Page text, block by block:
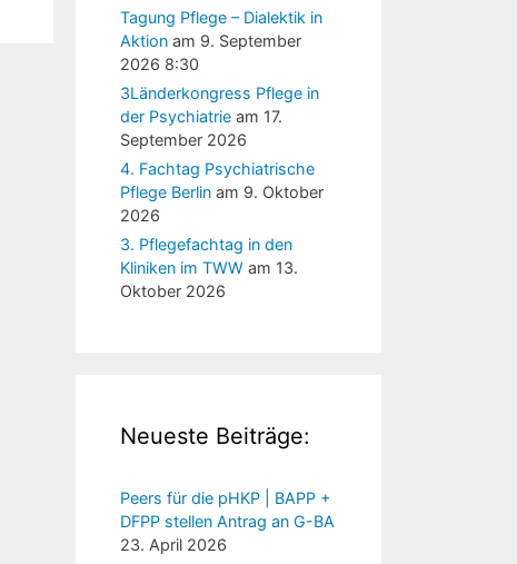
Tagung Pflege – Dialektik in
Aktion am 9. September
2026 8:30
3Länderkongress Pflege in
der Psychiatrie am 17.
September 2026
4. Fachtag Psychiatrische
Pflege Berlin am 9. Oktober
2026
3. Pflegefachtag in den
Kliniken im TWW am 13.
Oktober 2026
Neueste Beiträge:
Peers für die pHKP | BAPP +
DFPP stellen Antrag an G-BA
23. April 2026